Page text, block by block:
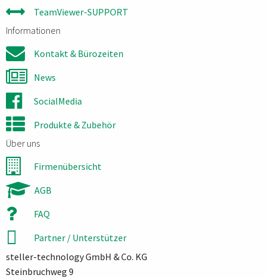
TeamViewer-SUPPORT
Informationen
Kontakt & Bürozeiten
News
SocialMedia
Produkte & Zubehör
Über uns
Firmenübersicht
AGB
FAQ
Partner / Unterstützer
steller-technology GmbH & Co. KG
Steinbruchweg 9